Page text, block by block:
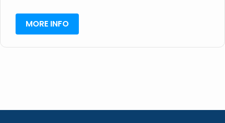
MORE INFO